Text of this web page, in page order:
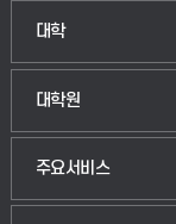
대학
대학원
주요서비스